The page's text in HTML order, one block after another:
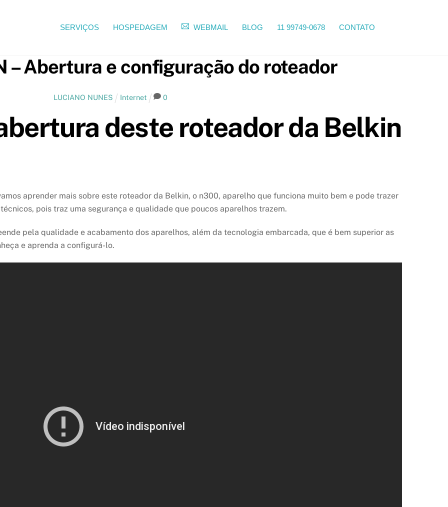
SERVIÇOS HOSPEDAGEM WEBMAIL BLOG 11 99749-0678 CONTATO
– Abertura e configuração do roteador
LUCIANO NUNES Internet 0
deste roteador da Belkin
aprender mais sobre este roteador da Belkin, o n300, aparelho que funciona muito bem e pode trazer
pois traz uma segurança e qualidade que poucos aparelhos trazem.
pela qualidade e acabamento dos aparelhos, além da tecnologia embarcada, que é bem superior as
e aprenda a configurá-lo.